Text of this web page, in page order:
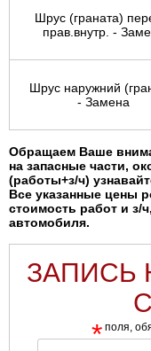
Шрус (граната)
прав.внутр. -
Шрус наружний
- Замена
Обращаем Ваше
на запасные части,
(работы+з/ч)
Все указанные цены
стоимость работ и з/
автомобиля.
ЗАПИСЬ
* поля,